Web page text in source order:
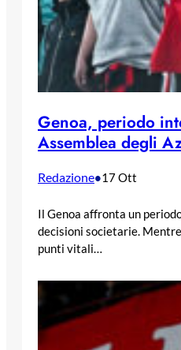
Genoa, periodo
Assemblea degli
Redazione•17 Ott
Il Genoa affronta un
decisioni societarie.
punti vitali…